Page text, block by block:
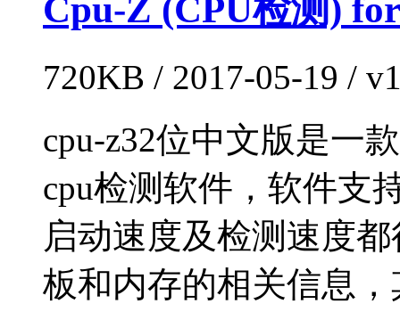
Cpu-Z (CPU检测)
720KB / 2017-05-19 /
cpu-z32位中文版是一
cpu检测软件，软件支
启动速度及检测速度
板和内存的相关信息